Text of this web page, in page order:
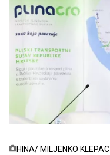
HINA/ MILJENKO KLEPAC